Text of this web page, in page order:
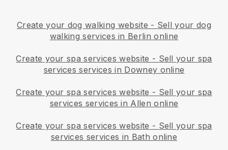
Create your dog walking website - Sell your dog
walking services in Berlin online
Create your spa services website - Sell your spa
services services in Downey online
Create your spa services website - Sell your spa
services services in Allen online
Create your spa services website - Sell your spa
services services in Bath online